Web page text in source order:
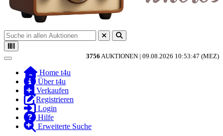
3756 AUKTIONEN | 09.08.2026 10:53:47 (MEZ)
Toggle navigation
Home t4u
Über t4u
Verkaufen
Registrieren
Login
Hilfe
Erweiterte Suche